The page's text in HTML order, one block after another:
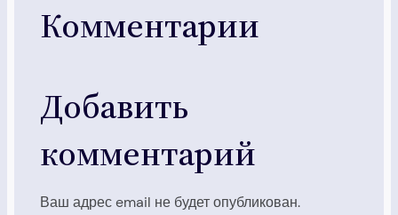
Комментарии
Добавить
комментарий
Ваш адрес email не будет опубликован.